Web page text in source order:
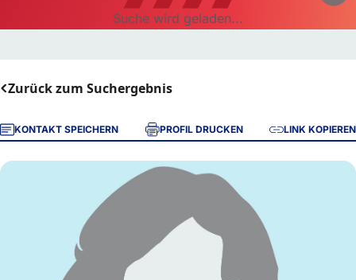
Suche wird geladen...
Zurück zum Suchergebnis
KONTAKT SPEICHERN PROFIL DRUCKEN LINK KOPIEREN